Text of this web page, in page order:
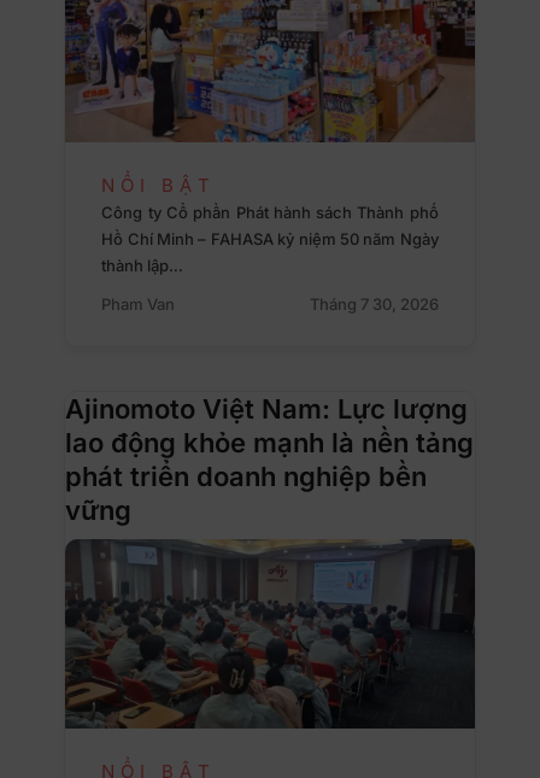
NỔI BẬT
Công ty Cổ phần Phát hành sách Thành phố
Hồ Chí Minh – FAHASA kỷ niệm 50 năm Ngày
thành lập…
Pham Van
Tháng 7 30, 2026
Ajinomoto Việt Nam: Lực lượng
lao động khỏe mạnh là nền tảng
phát triển doanh nghiệp bền
vững
NỔI BẬT